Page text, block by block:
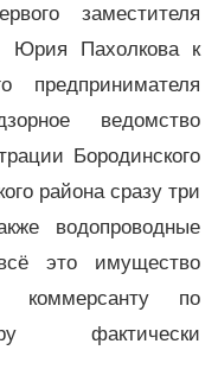
заместителя
Юрия Пахолкова к
предпринимателя
ведомство
Бородинского
района сразу три
водопроводные
это имущество
коммерсанту по
фактически